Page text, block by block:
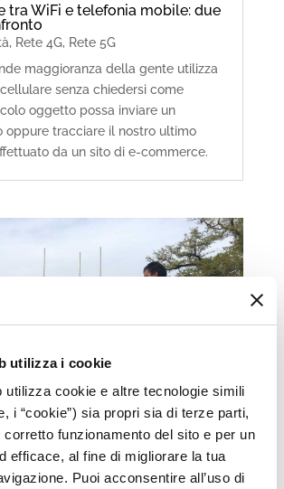
utilizza i cookie
utilizza cookie e altre tecnologie simili
i “cookie”) sia propri sia di terze parti,
funzionamento del sito e per un
efficace, al fine di migliorare la tua
Puoi acconsentire all’uso di
tra WiFi e telefonia mobile: due
, Rete 4G, Rete 5G
maggioranza della gente utilizza
senza chiedersi come
oggetto possa inviare un
oppure tracciare il nostro ultimo
da un sito di e-commerce.